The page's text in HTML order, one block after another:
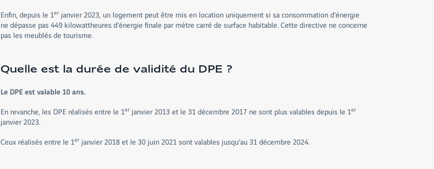
Enfin, depuis le 1erjanvier 2023, un logement peut être mis en location uniquement si sa consommation d’énergie
ne dépasse pas 449 kilowattheures d’énergie finale par mètre carré de surface habitable. Cette directive ne concerne
pas les meublés de tourisme.
Quelle est la durée de validité du DPE ?
Le DPE est valable 10 ans.
En revanche, les DPE réalisés entre le 1erjanvier 2013 et le 31 décembre 2017 ne sont plus valables depuis le 1er
janvier 2023.
Ceux réalisés entre le 1erjanvier 2018 et le 30 juin 2021 sont valables jusqu’au 31 décembre 2024.